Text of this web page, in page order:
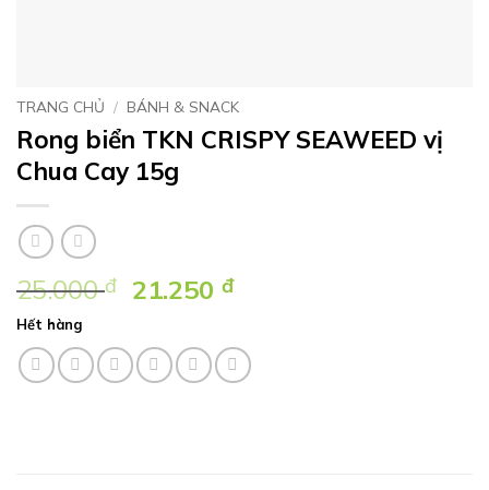
TRANG CHỦ / BÁNH & SNACK
Rong biển TKN CRISPY SEAWEED vị
Chua Cay 15g
25.000đ
Giá
là:
25.000 ₫.
21.250đGiá
tại
là:
21.250 ₫.
Hết hàng